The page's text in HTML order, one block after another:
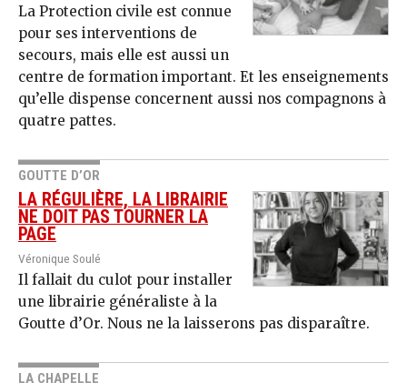
La Protection civile est connue
pour ses interventions de
secours, mais elle est aussi un
centre de formation important. Et les enseignements
qu’elle dispense concernent aussi nos compagnons à
quatre pattes.
GOUTTE D’OR
LA RÉGULIÈRE, LA LIBRAIRIE
NE DOIT PAS TOURNER LA
PAGE
Véronique Soulé
Il fallait du culot pour installer
une librairie généraliste à la
Goutte d’Or. Nous ne la laisserons pas disparaître.
LA CHAPELLE